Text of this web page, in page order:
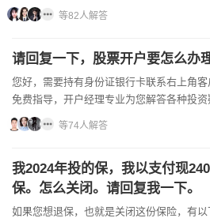
准备好本人的身份证以及银行卡，利率直接
等82人解答
请回复一下，股票开户要怎么办
您好，需要持有身份证银行卡联系右上角
免费指导，开户经理专业为您解答各种投
户，获取成本佣金账户！股票开户流程：1
等74人解答
我2024年投的保，我以支付现
保。怎么关闭。请回复我一下。
如果您想退保，也就是关闭这份保险，有